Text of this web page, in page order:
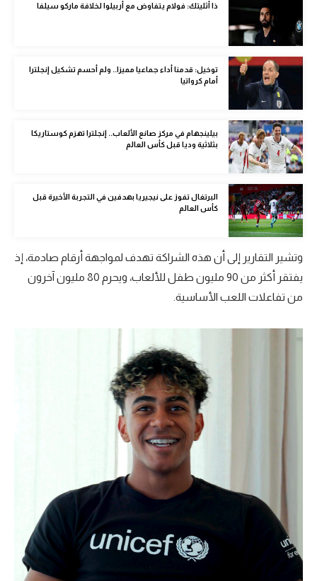
كرة سلة
كرة يد
كرة طائرة
الوطن العربي
في المونديال
رياضة نسائية
آسيا
أمريكا
أقسام خاصة
فيديو في الجول
ذا أثليتك: فولام يتفاوض مع أربيلوا لخلافة ماركو سيلفا
توخيل: قدمنا أداء جماعيا مميزا.. ولم أحسم تشكيل إنجلترا
أمام كرواتيا
بيلينجهام في مركز صانع الألعاب.. إنجلترا تهزم كوستاريكا
بثلاثية وديا قبل كأس العالم
البرتغال تفوز على نيجيريا بهدفين في التجربة الأخيرة قبل
كأس العالم
وتشير التقارير إلى أن هذه الشراكة تهدف لمواجهة أرقام صادمة، إذ
يفتقر أكثر من 90 مليون طفل للألعاب، ويحرم 80 مليون آخرون
من تفاعلات اللعب الأساسية.